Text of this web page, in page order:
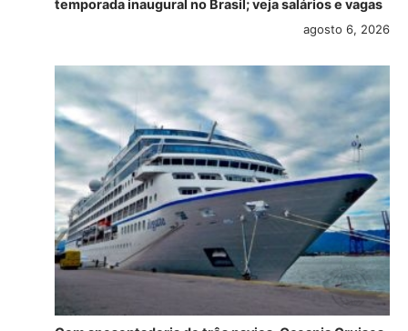
temporada inaugural no Brasil; veja salários e vagas
agosto 6, 2026